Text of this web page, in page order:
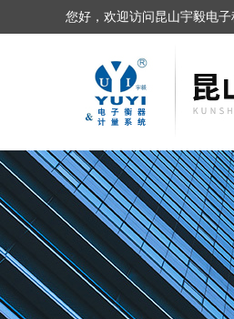
您好，欢迎访问昆山宇毅电子